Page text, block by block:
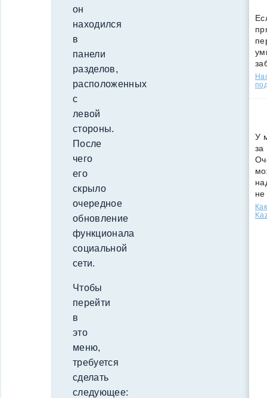
он
находился
в
панели
разделов,
расположенных
с
левой
стороны.
После
чего
его
скрыло
очередное
обновление
функционала
социальной
сети.
Чтобы
перейти
в
это
меню,
требуется
сделать
следующее:
У
за
не